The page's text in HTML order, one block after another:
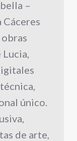
–
Cáceres
único.
de arte,